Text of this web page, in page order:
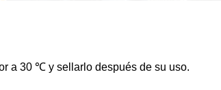
a 30 ℃ y sellarlo después de su uso.